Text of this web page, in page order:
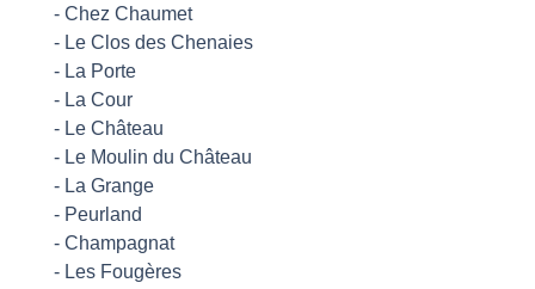
- Chez Chaumet
- Le Clos des Chenaies
- La Porte
- La Cour
- Le Château
- Le Moulin du Château
- La Grange
- Peurland
- Champagnat
- Les Fougères